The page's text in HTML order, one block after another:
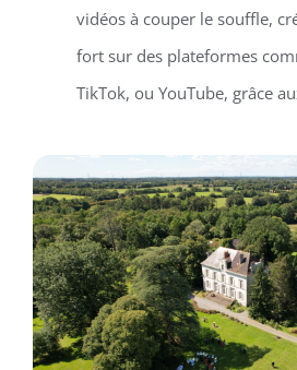
vidéos à couper le souffle,
fort sur des plateformes
TikTok, ou YouTube, grâce